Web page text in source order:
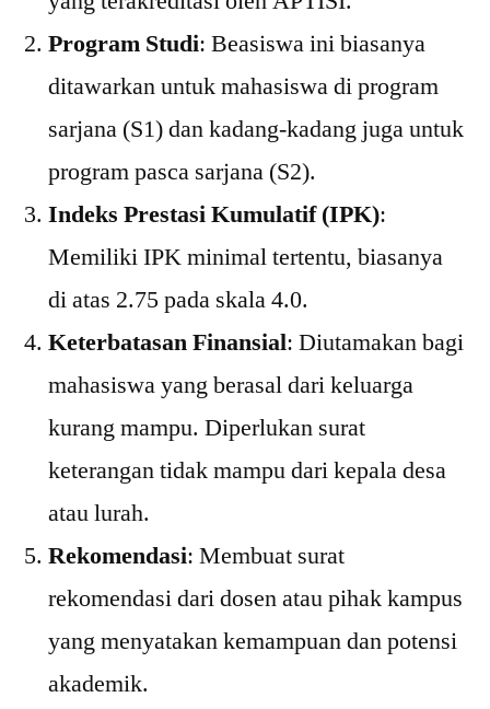
Program Studi: Beasiswa ini biasanya
ditawarkan untuk mahasiswa di program
sarjana (S1) dan kadang-kadang juga untuk
program pasca sarjana (S2).
Indeks Prestasi Kumulatif (IPK):
Memiliki IPK minimal tertentu, biasanya
di atas 2.75 pada skala 4.0.
Keterbatasan Finansial: Diutamakan bagi
mahasiswa yang berasal dari keluarga
kurang mampu. Diperlukan surat
keterangan tidak mampu dari kepala desa
atau lurah.
Rekomendasi: Membuat surat
rekomendasi dari dosen atau pihak kampus
yang menyatakan kemampuan dan potensi
akademik.